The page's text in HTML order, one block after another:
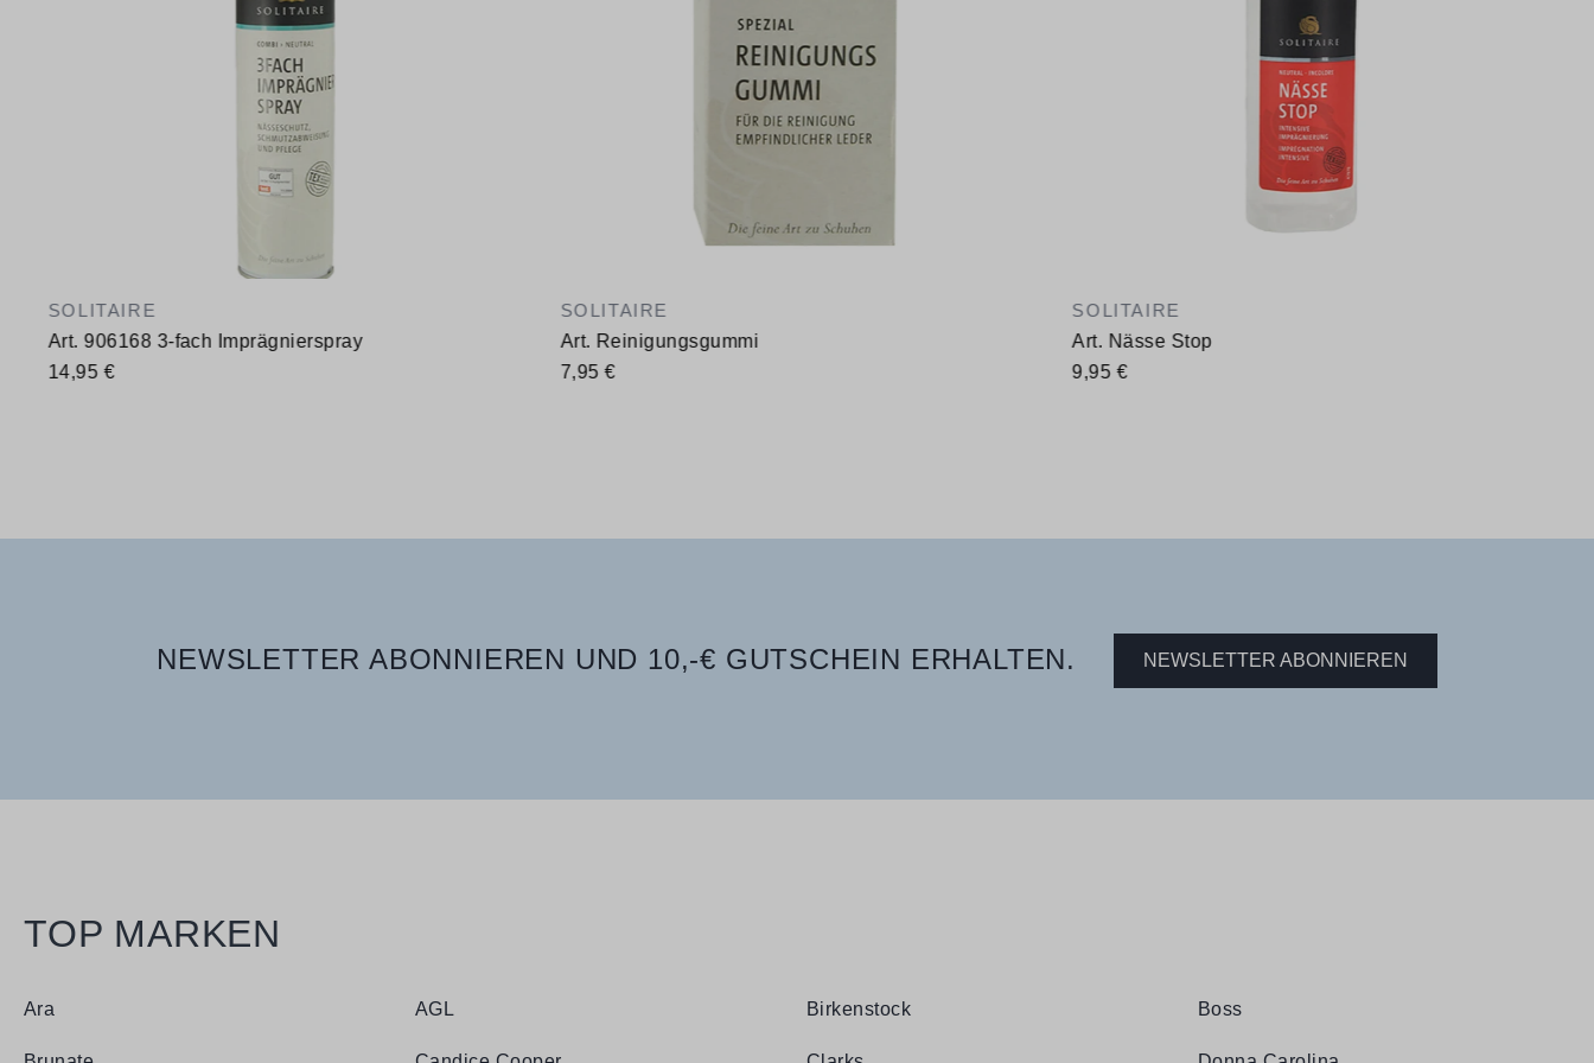
SOLITAIRE
Art. 906168 3-fach Imprägnierspray
14,95 €
SOLITAIRE
Art. Reinigungsgummi
7,95 €
SOLITAIRE
Art. Nässe Stop
9,95 €
NEWSLETTER ABONNIEREN UND 10,-€ GUTSCHEIN ERHALTEN. NEWSLETTER ABONNIEREN
TOP MARKEN
Ara AGL Birkenstock Boss